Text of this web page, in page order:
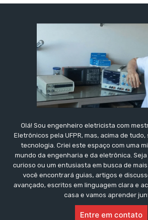
Olá! Sou engenheiro eletricista com
Eletrônicos pela UFPR, mas, acima de
tecnologia. Criei este espaço com uma
mundo da engenharia e da eletrônica.
curioso ou um entusiasta em busca de
você encontrará guias, artigos e
avançado, escritos em linguagem clara e
casa e vamos aprender
Entre em contato